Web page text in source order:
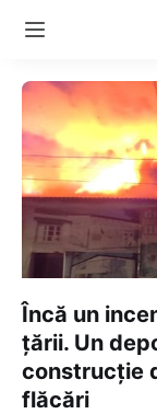
Încă un
țării. Un
construcție
flăcări